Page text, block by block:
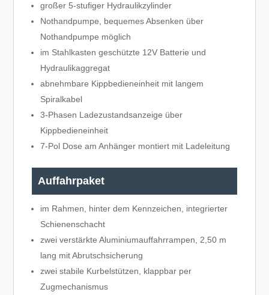
großer 5-stufiger Hydraulikzylinder
Nothandpumpe, bequemes Absenken über
Nothandpumpe möglich
im Stahlkasten geschützte 12V Batterie und
Hydraulikaggregat
abnehmbare Kippbedieneinheit mit langem
Spiralkabel
3-Phasen Ladezustandsanzeige über
Kippbedieneinheit
7-Pol Dose am Anhänger montiert mit Ladeleitung
Auffahrpaket
im Rahmen, hinter dem Kennzeichen, integrierter
Schienenschacht
zwei verstärkte Aluminiumauffahrrampen, 2,50 m
lang mit Abrutschsicherung
zwei stabile Kurbelstützen, klappbar per
Zugmechanismus